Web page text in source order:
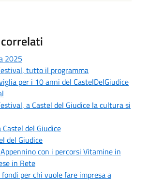
2025
tutto il programma
per i 10 anni del CastelDelGiudice
a Castel del Giudice la cultura si
Castel del Giudice
del Giudice
con i percorsi Vitamine in
in Rete
per chi vuole fare impresa a